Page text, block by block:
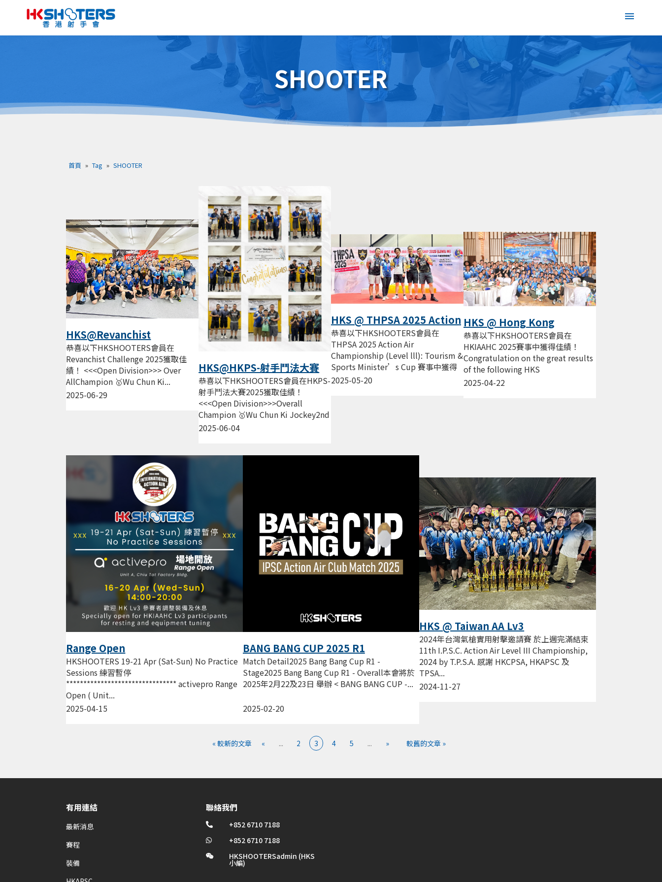
SHOOTER
首頁 » Tag » SHOOTER
HKS@Revanchist
Challenge 2025
2025-06-29
恭喜以下HKSHOOTERS會員在
Revanchist Challenge 2025獲取佳
績！ <<<Open Division>>> Over
AllChampion 🥇Wu Chun Ki...
HKS@HKPS-射手鬥法大賽
2025
2025-06-04
恭喜以下HKSHOOTERS會員在HKPS-
射手鬥法大賽2025獲取佳績！
<<<Open Division>>>Overall
Champion 🥇Wu Chun Ki Jockey2nd
🥈Wong...
HKS @ THPSA 2025 Action
Air Championship:
Tourism & Sports
Minister’s Cup
2025-05-20
恭喜以下HKSHOOTERS會員在
THPSA 2025 Action Air
Championship (Level lll): Tourism &
Sports Minister’s Cup 賽事中獲得
佳績！...
HKS @ Hong Kong
International Action Air
Handgun Championship
2025
2025-04-22
恭喜以下HKSHOOTERS會員在
HKIAAHC 2025賽事中獲得佳績！
Congratulation on the great results
of the following HKS
members Standard...
Range Open
2025-04-15
HKSHOOTERS 19-21 Apr (Sat-Sun) No Practice
Sessions 練習暫停
******************************** activepro Range
Open ( Unit...
BANG BANG CUP 2025 R1
2025-02-20
Match Detail2025 Bang Bang Cup R1 -
Stage2025 Bang Bang Cup R1 - Overall本會將於
2025年2月22及23日 舉辦 < BANG BANG CUP -...
HKS @ Taiwan AA Lv3
2024-11-27
2024年台灣氣槍實用射擊邀請賽 於上週完滿結束
11th I.P.S.C. Action Air Level III Championship,
2024 by T.P.S.A. 感謝 HKCPSA, HKAPSC 及
TPSA...
« 較新的文章 « ... 2 3 4 5 ... » 較舊的文章 »
有用連結
最新消息
賽程
裝備
聯絡我們
 +852 6710 7188
 +852 6710 7188
 HKSHOOTERSadmin (HKS
小編)